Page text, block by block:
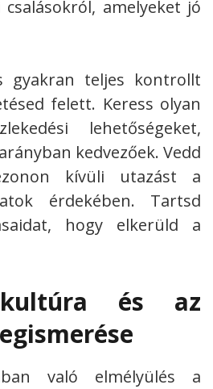
amelyeket jó
gyakran teljes kontrollt
felett. Keress olyan
lehetőségeket,
kedvezőek. Vedd
kívüli utazást a
érdekében. Tartsd
hogy elkerüld a
és az
való elmélyülés a